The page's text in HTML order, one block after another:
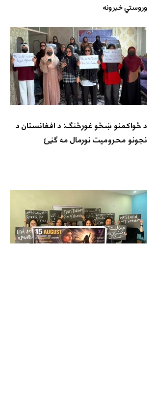
وروستي خبرونه
د ځواکمنو ښځو غورځنګ: د افغانستان د
نجونو محرومیت نورمال مه ګڼئ